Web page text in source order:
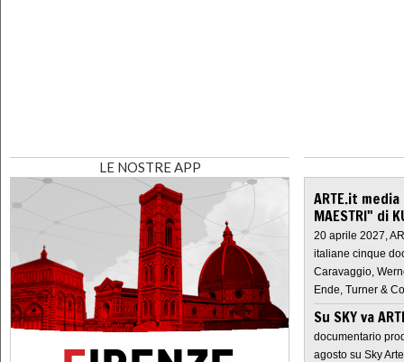
LE NOSTRE APP
ARTE.it
MAESTRI" di
20 aprile 2027,
italiane cinque
Caravaggio,
Ende, Turner &
Su SKY va
documentario
agosto su Sky Arte